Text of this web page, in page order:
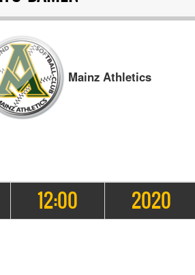
Mainz Athletics
12:00 2020